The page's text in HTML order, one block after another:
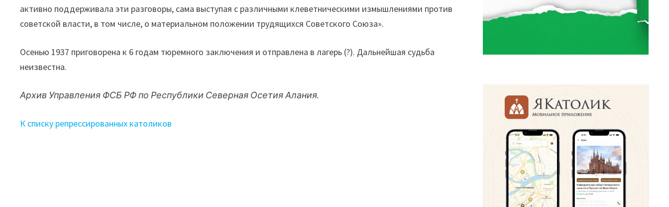
активно поддерживала эти разговоры, сама выступая с различными клеветническими измышлениями против
советской власти, в том числе, о материальном положении трудящихся Советского Союза».
Осенью 1937 приговорена к 6 годам тюремного заключения и отправлена в лагерь (?). Дальнейшая судьба
неизвестна.
Архив Управления ФСБ РФ по Республики Северная Осетия Алания.
К списку репрессированных католиков